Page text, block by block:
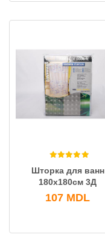
Шторка для ванн
180x180см 3Д
107 MDL